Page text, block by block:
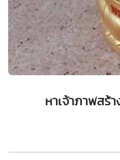
หาเจ้าภาพสร้